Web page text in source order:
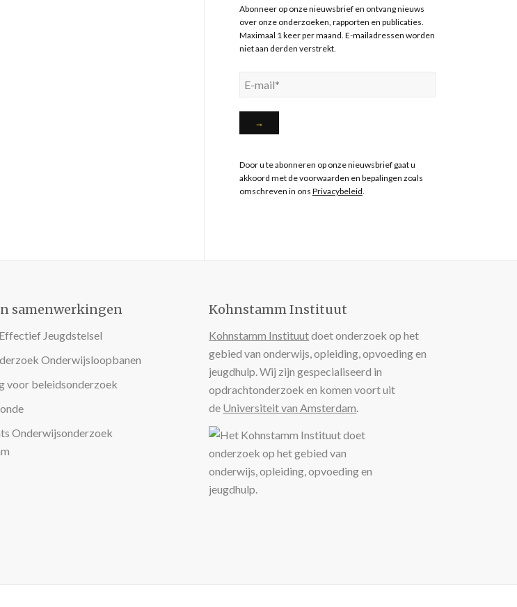
Abonneer op onze nieuwsbrief en ontvang nieuws
over onze onderzoeken, rapporten en publicaties.
Maximaal 1 keer per maand. E-mailadressen worden
niet aan derden verstrekt.
Door u te abonneren op onze nieuwsbrief gaat u
akkoord met de voorwaarden en bepalingen zoals
omschreven in ons Privacybeleid
samenwerkingen
Jeugdstelsel
Onderwijsloopbanen
voor beleidsonderzoek
Onderwijsonderzoek
Kohnstamm Instituut
Kohnstamm Instituutdoet onderzoek op het
gebied van onderwijs, opleiding, opvoeding en
jeugdhulp. Wij zijn gespecialiseerd in
opdrachtonderzoek en komen voort uit
de Universiteit van Amsterdam